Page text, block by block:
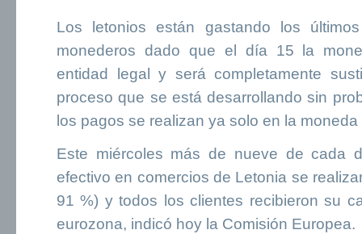
Los letonios están gastando los
monederos dado que el día 15 la
entidad legal y será completamente
proceso que se está desarrollando sin
los pagos se realizan ya solo en la moneda
Este miércoles más de nueve de cada
efectivo en comercios de Letonia se
91 %) y todos los clientes recibieron su
eurozona, indicó hoy la Comisión Europea.